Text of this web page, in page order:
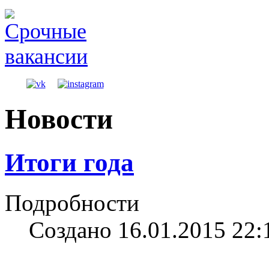
Новости
Итоги года
Подробности
Создано 16.01.2015